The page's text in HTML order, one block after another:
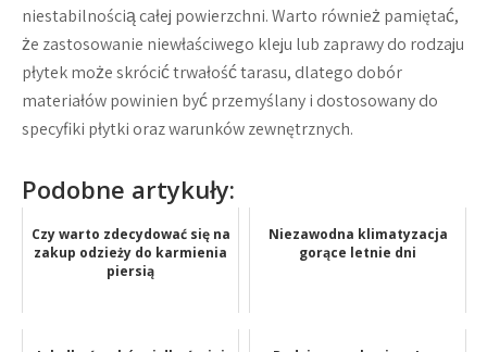
niestabilnością całej powierzchni. Warto również pamiętać,
że zastosowanie niewłaściwego kleju lub zaprawy do rodzaju
płytek może skrócić trwałość tarasu, dlatego dobór
materiałów powinien być przemyślany i dostosowany do
specyfiki płytki oraz warunków zewnętrznych.
Podobne artykuły:
Czy warto zdecydować się na
zakup odzieży do karmienia
piersią
Niezawodna klimatyzacja
gorące letnie dni